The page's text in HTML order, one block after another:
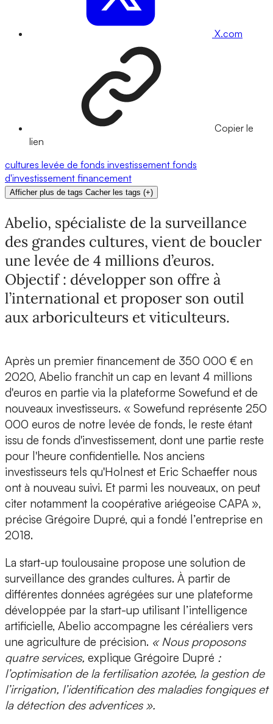
X.com
Copier le
lien
cultures levée de fonds investissement fonds
d'investissement financement
Afficher plus de tags Cacher les tags (+)
Abelio, spécialiste de la surveillance
des grandes cultures, vient de boucler
une levée de 4 millions d’euros.
Objectif : développer son offre à
l’international et proposer son outil
aux arboriculteurs et viticulteurs.
Après un premier financement de 350 000 € en
2020, Abelio franchit un cap en levant 4 millions
d'euros en partie via la plateforme Sowefund et de
nouveaux investisseurs. « Sowefund représente 250
000 euros de notre levée de fonds, le reste étant
issu de fonds d'investissement, dont une partie reste
pour l'heure confidentielle. Nos anciens
investisseurs tels qu'Holnest et Eric Schaeffer nous
ont à nouveau suivi. Et parmi les nouveaux, on peut
citer notamment la coopérative ariégeoise CAPA »,
précise Grégoire Dupré, qui a fondé l’entreprise en
2018.
La start-up toulousaine propose une solution de
surveillance des grandes cultures. À partir de
différentes données agrégées sur une plateforme
développée par la start-up utilisant l’intelligence
artificielle, Abelio accompagne les céréaliers vers
une agriculture de précision. « Nous proposons
quatre services, explique Grégoire Dupré :
l’optimisation de la fertilisation azotée, la gestion de
l’irrigation, l’identification des maladies fongiques et
la détection des adventices ».